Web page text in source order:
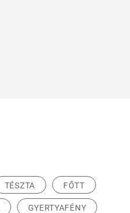
TÉSZTA FŐTT
GYERTYAFÉNY